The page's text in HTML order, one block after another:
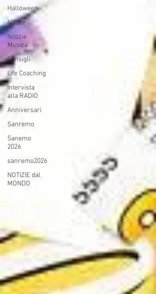
Halloween
Natale
Notizie
Musica
Consigli
Life Coaching
Intervista
alla RADIO
Anniversari
Sanremo
Sanemo
2026
sanremo2026
NOTIZIE dal
MONDO